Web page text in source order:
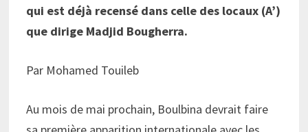
qui est déjà recensé dans celle des locaux (A’)
que dirige Madjid Bougherra.
Par Mohamed Touileb
Au mois de mai prochain, Boulbina devrait faire